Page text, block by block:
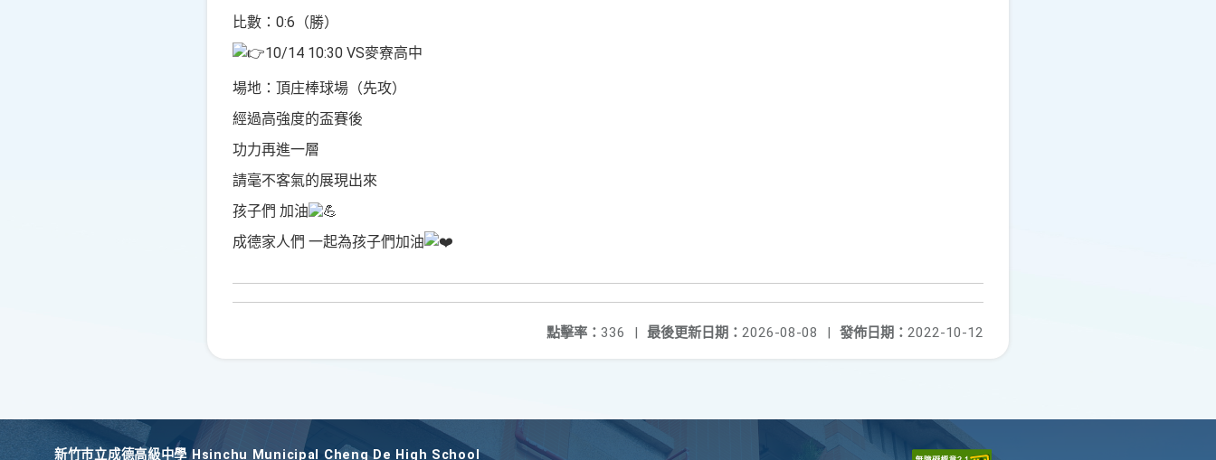
比數：0:6（勝）
10/14 10:30 VS麥寮高中
場地：頂庄棒球場（先攻）
經過高強度的盃賽後
功力再進一層
請毫不客氣的展現出來
孩子們 加油
成德家人們 一起為孩子們加油
發佈日期： 2022-10-12
最後更新日期： 2026-08-08 |
點擊率： 336 |
新竹巿立成德高級中學 Hsinchu Municipal Cheng De High School